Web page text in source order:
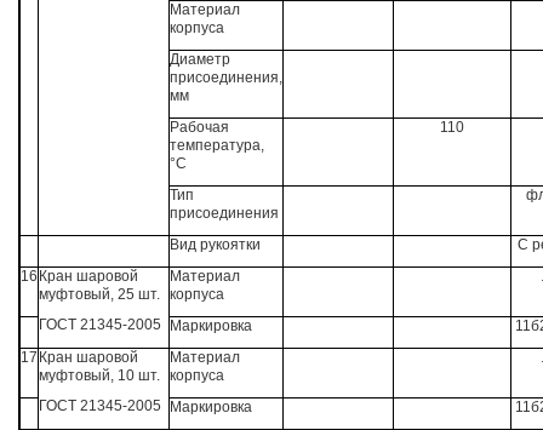
Материал
корпуса
Диаметр
присоединения,
мм
Рабочая
температура,
°С
110
Тип
присоединения
Вид рукоятки
С
16 Кран шаровой
муфтовый, 25 шт.
ГОСТ 21345-2005
Материал
корпуса
Маркировка
17 Кран шаровой
муфтовый, 10 шт.
ГОСТ 21345-2005
Материал
корпуса
Маркировка